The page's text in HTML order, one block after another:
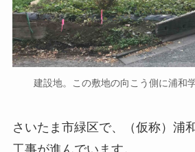
建設地。この敷地の向こう側に浦和
さいたま市緑区で、（仮称）浦
工事が進んでいます。